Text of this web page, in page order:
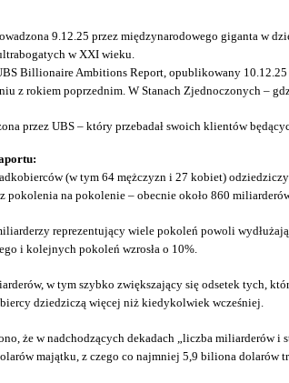
9.12.25 przez międzynarodowego giganta w
w XXI wieku.
Billionaire Ambitions Report, opublikowany
z rokiem poprzednim. W Stanach Zjednoczonych –
przez UBS – który przebadał swoich klientów
(w tym 64 mężczyzn i 27 kobiet)
pokolenia na pokolenie – obecnie około 860
reprezentujący wiele pokoleń powoli
i kolejnych pokoleń wzrosła o 10%.
w tym szybko zwiększający się odsetek tych,
dziedziczą więcej niż kiedykolwiek wcześniej.
że w nadchodzących dekadach „liczba miliarderów
majątku, z czego co najmniej 5,9 biliona dolarów